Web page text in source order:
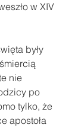
w XIV
były
nie
po
tylko, że
apostoła